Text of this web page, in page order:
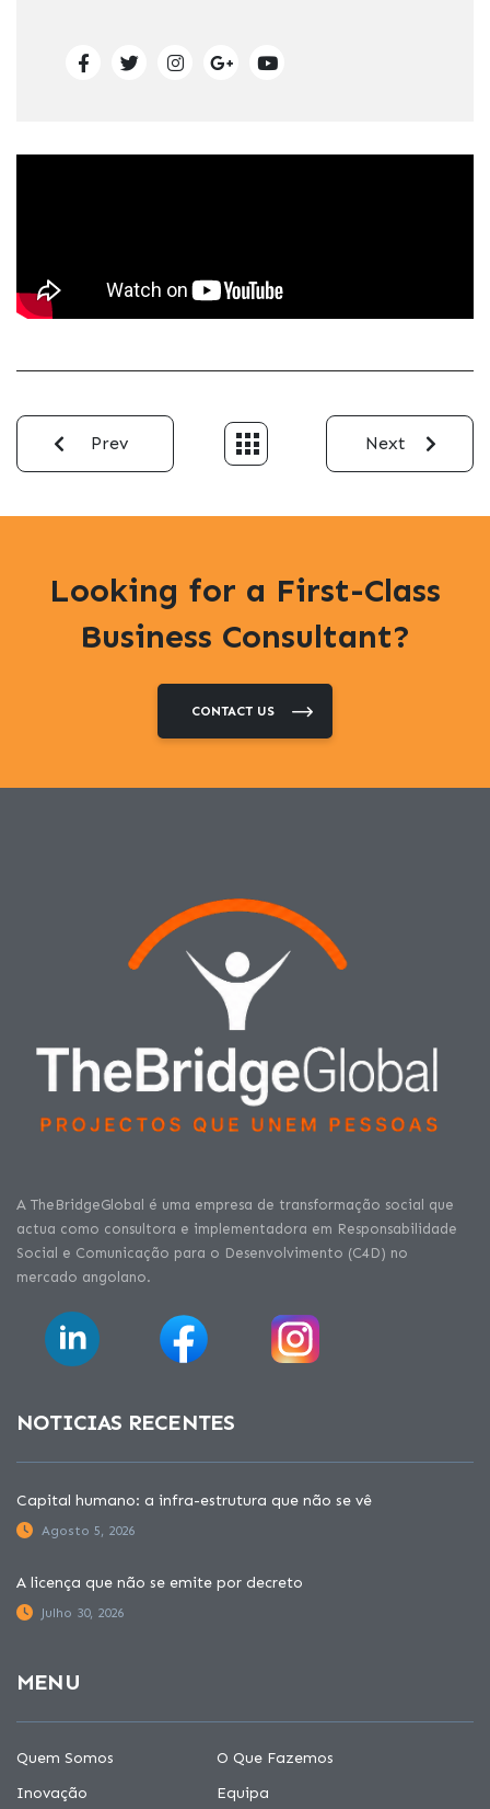
Prev Next
Looking for a First-Class
Business Consultant?
CONTACT US
A TheBridgeGlobal é uma empresa de transformação social que
actua como consultora e implementadora em Responsabilidade
Social e Comunicação para o Desenvolvimento (C4D) no
mercado angolano.
NOTICIAS RECENTES
Capital humano: a infra-estrutura que não se vê
Agosto 5, 2026
A licença que não se emite por decreto
Julho 30, 2026
MENU
Quem Somos
O Que Fazemos
Inovação
Equipa